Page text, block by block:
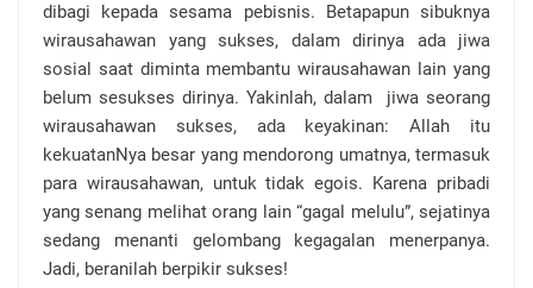
dibagi kepada sesama pebisnis. Betapapun sibuknya
wirausahawan yang sukses, dalam dirinya ada jiwa
sosial saat diminta membantu wirausahawan lain yang
belum sesukses dirinya. Yakinlah, dalam
jiwa seorang
wirausahawan sukses, ada keyakinan: Allah itu
kekuatanNya besar yang mendorong umatnya, termasuk
para wirausahawan, untuk tidak egois. Karena pribadi
yang senang melihat orang lain “gagal melulu”, sejatinya
sedang menanti gelombang kegagalan menerpanya.
Jadi, beranilah berpikir sukses!